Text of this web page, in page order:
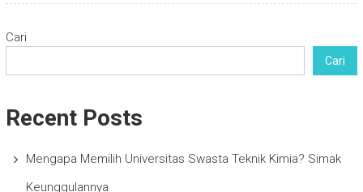
Cari
Cari
Recent Posts
Mengapa Memilih Universitas Swasta Teknik Kimia? Simak
Keunggulannya